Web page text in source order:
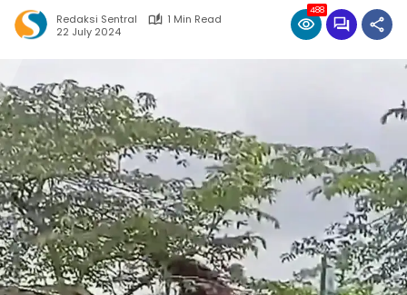
Redaksi Sentral
1 Min Read
22 July 2024
488